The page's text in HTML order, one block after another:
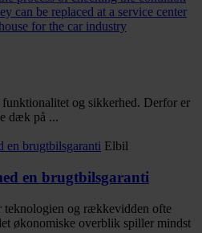
og sikkerhed. Derfor er
dæk på ...
Elbil
en brugtbilsgaranti
teknologien og rækkevidden ofte
økonomiske overblik spiller mindst